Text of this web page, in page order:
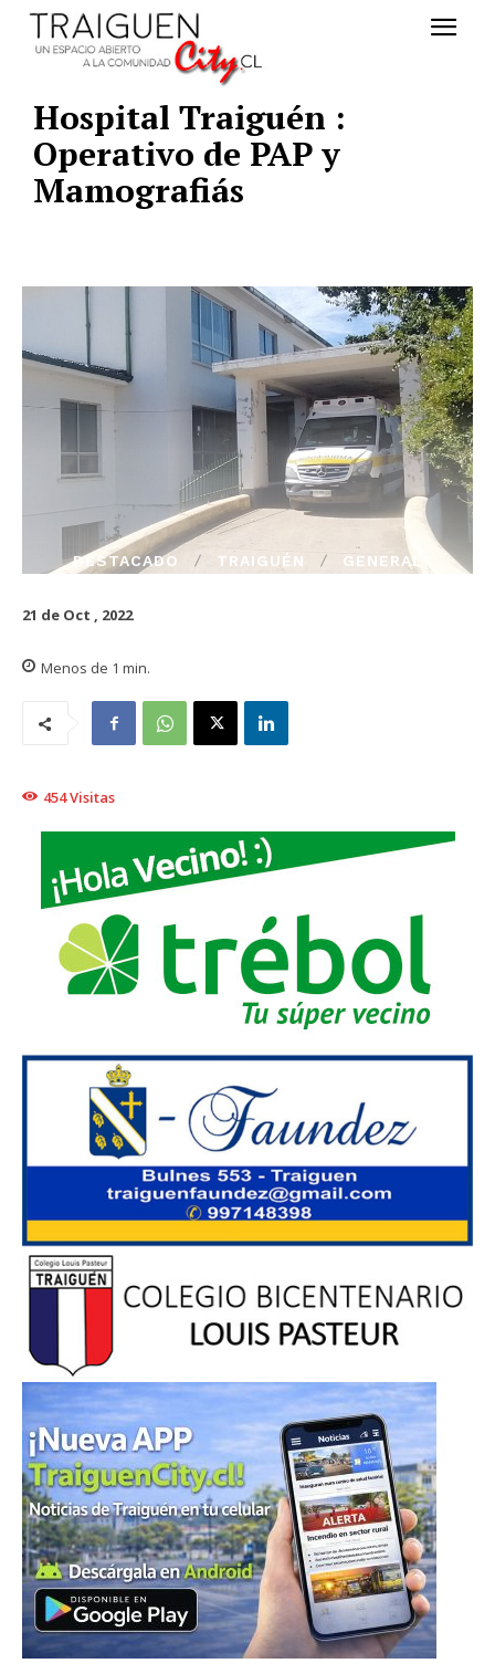
Hospital Traiguén :
Operativo de PAP y
Mamografiás
DESTACADO TRAIGUÉN GENERAL
21 de Oct , 2022
Menos de 1 min.
454Visitas